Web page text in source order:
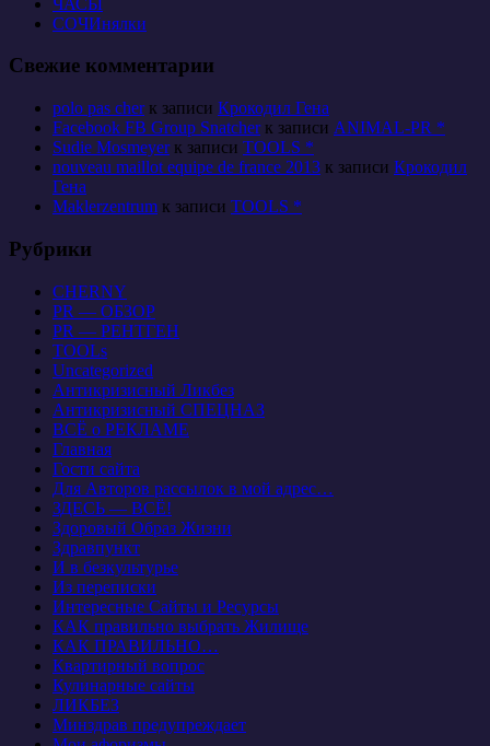
СОЧИнялки
Свежие комментарии
polo pas cherк записи Крокодил Гена
Facebook FB Group Snatcherк записи ANIMAL-PR *
Sudie Mosmeyerк записи TOOLS *
nouveau maillot equipe de france 2013 к записи Крокодил
Гена
Maklerzentrum к записи TOOLS *
Рубрики
CHERNY
PR — ОБЗОР
PR — РЕНТГЕН
TOOLs
Uncategorized
Антикризисный Ликбез
Антикризисный СПЕЦНАЗ
ВСЁ о РЕКЛАМЕ
Главная
Гости сайта
Для Авторов рассылок в мой адрес…
ЗДЕСЬ — ВСЁ!
Здоровый Образ Жизни
Здравпункт
И в безкультурье
Из переписки
Интересные Сайты и Ресурсы
КАК правильно выбрать Жилище
КАК ПРАВИЛЬНО…
Квартирный вопрос
Кулинарные сайты
ЛИКБЕЗ
Минздрав предупреждает